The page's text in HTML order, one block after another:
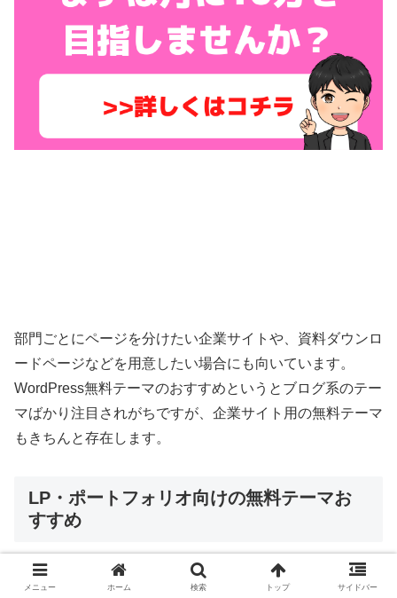
部門ごとにページを分けたい企業サイトや、資料ダウンロ
ードページなどを用意したい場合にも向いています。
WordPress無料テーマのおすすめというとブログ系のテー
マばかり注目されがちですが、企業サイト用の無料テーマ
もきちんと存在します。
LP・ポートフォリオ向けの無料テーマお
すすめ
ここでは、1ページ完結型のランディングペ
メニュー ホーム 検索 トップ サイドバー